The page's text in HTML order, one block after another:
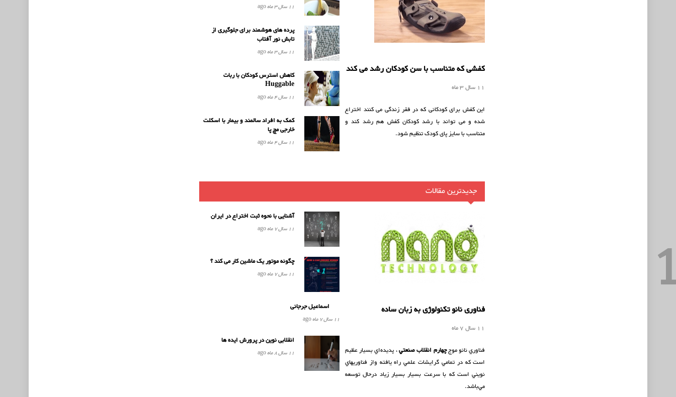
کفشی که متناسب با سن کودکان رشد می کند
11 سال 3 ماه
این کفش برای کودکانی که در فقر زندگی می کنند اختراع
شده و می تواند با رشد کودکان کفش هم رشد کند و
متناسب با سایز پای کودک تنظیم شود.
11 سال 3 ماه ago
پرده های هوشمند برای جلوگیری از
تابش نور آفتاب
11 سال 3 ماه ago
کاهش استرس کودکان با ربات
Huggable
11 سال 4 ماه ago
کمک به افراد سالمند و بیمار با اسکلت
خارجی مچ پا
11 سال 4 ماه ago
جدیدترین مقالات
فناوری نانو تکنولوژی به زبان ساده
11 سال 7 ماه
فناوري نانو موجچهارم انقلاب صنعتي، پديده‌اي بسیار عظيم
است که در تمامي گرايشات علمي راه يافته واز فناوريهاي
نويني است که با سرعت بسیار بسیار زیاد درحال توسعه
مي‌باشد.
آشنایی با نحوه ثبت اختراع در ایران
11 سال 7 ماه ago
چگونه موتور یک ماشین کار می کند ؟
11 سال 7 ماه ago
اسماعیل جرجانی
11 سال 7 ماه ago
انقلابی نوین در پرورش ایده ها
11 سال 8 ماه ago